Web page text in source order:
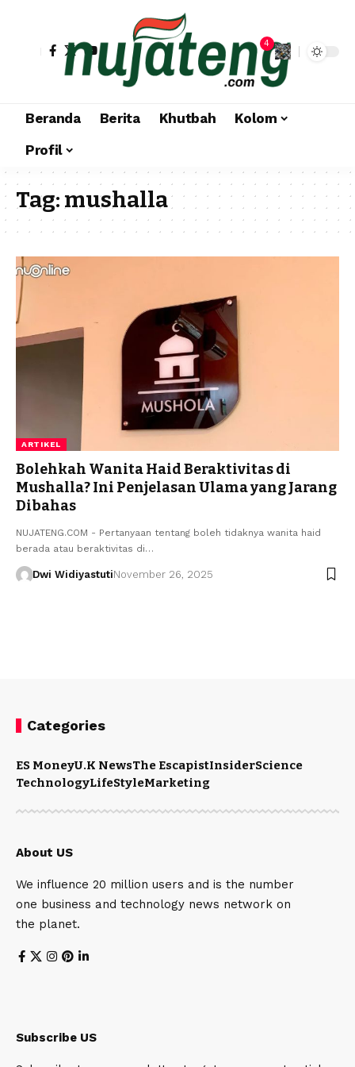
4
Beranda Berita Khutbah
Kolom
Profil
Tag:mushalla
ARTIKEL
Bolehkah Wanita Haid Beraktivitas di
Mushalla? Ini Penjelasan Ulama yang Jarang
Dibahas
NUJATENG.COM - Pertanyaan tentang boleh tidaknya wanita haid
berada atau beraktivitas di…
Dwi WidiyastutiNovember 26, 2025
Categories
ES MoneyU.K NewsThe EscapistInsiderScience
TechnologyLifeStyleMarketing
About US
We influence 20 million users and is the number
one business and technology news network on
the planet.
Subscribe US